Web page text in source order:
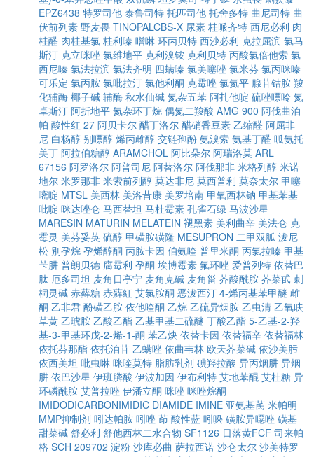
EPZ6438 特罗司他 泰鲁司特 托匹司他 托舍多特 曲尼司特 曲
伏前列素 野麦畏 TINOPALCBS-X 尿素 桂哌齐特 西尼必利 肉
桂醛 肉桂基氯 桂利嗪 噌啉 环丙贝特 西沙必利 克拉屈滨 氯马
斯汀 克立咪唑 氯维地平 克利溴铵 克利贝特 丙酸氯倍他索 氯
西尼嗪 氯法拉滨 氯法齐明 四螨嗪 氯美噻唑 氯米芬 氯丙咪嗪
可乐定 氯丙胺 氯吡拉汀 氯他利酮 克霉唑 氯氮平 腺苷钴胺 羧
化辅酶 椰子碱 辅酶 秋水仙碱 氮杂五苯 阿扎他啶 硫唑嘌呤 氮
卓斯汀 阿折地平 氮杂环丁烷 偶氮二羧酸 AMG 900 阿伐曲泊
帕 酸性红 27 阿贝卡尔 醋丁洛尔 醋硝香豆素 乙缩醛 阿屈非
尼 白杨醇 别嘌醇 烯丙雌醇 交链孢酚 氨溴索 氨基丁醛 呱氨托
美丁 阿拉伯糖醇 ARAMCHOL 阿比朵尔 阿瑞洛莫 ARL
67156 阿罗洛尔 阿普司尼 阿替洛尔 阿伐那非 米格列醇 米诺
地尔 米罗那非 米索前列醇 莫达非尼 莫西普利 莫奈太尔 甲噻
嘧啶 MTSL 美西林 美洛昔康 美罗培南 甲氧西林钠 甲基苯基
吡啶 咪达唑仑 马西替坦 马杜霉素 孔雀石绿 马波沙星
MARESIN MATURIN MELATEIN 褪黑素 美利曲辛 美法仑 克
霉灵 美芬妥英 硫醇 甲磺胺磺隆 MESUPRON 二甲双胍 泼尼
松 別孕烷 孕烯醇酮 丙胺卡因 伯氨喹 普里米酮 丙氯拉嗪 甲基
苄肼 普朗贝德 腐霉利 孕酮 埃博霉素 氟环唑 爱普列特 依替巴
肽 厄多司坦 麦角日亭宁 麦角克碱 麦角甾 芥酸酰胺 芥菜甙 刺
桐灵碱 赤藓糖 赤蘚紅 艾氯胺酮 恶泼西汀 4-烯丙基苯甲醚 雌
酮 乙非君 酚磺乙胺 依他喹酮 乙烷 乙硫异烟胺 乙虫清 乙氧呋
草黄 乙琥胺 乙酸乙酯 乙基甲基二硫醚 丁酸乙酯 5-乙基-2-羟
基-3-甲基环戊-2-烯-1-酮 苯乙炔 依替卡因 依替福辛 依替福林
依托芬那酯 依托泊苷 乙螨唑 依曲韦林 欧天芥菜碱 依沙美肟
依西美坦 吡虫啉 咪喹莫特 脂肪乳剂 碘羟拉酸 异丙烟肼 异烟
肼 依巴沙星 伊班膦酸 伊波加因 伊布利特 艾地苯醌 艾杜糖 异
环磷酰胺 艾普拉唑 伊潘立酮 咪唑 咪唑烷酮
IMIDODICARBONIMIDIC DIAMIDE IMINE 亚氨基芪 米帕明
MMP抑制剂 吲达帕胺 吲唑 茚 酸性蓝 吲哚 磺胺异噁唑 磺基
甜菜碱 舒必利 舒他西林二水合物 SF1126 日落黄FCF 司来帕
格 SCH 209702 淀粉 沙库必曲 萨拉西诺 沙仑太尔 沙美特罗